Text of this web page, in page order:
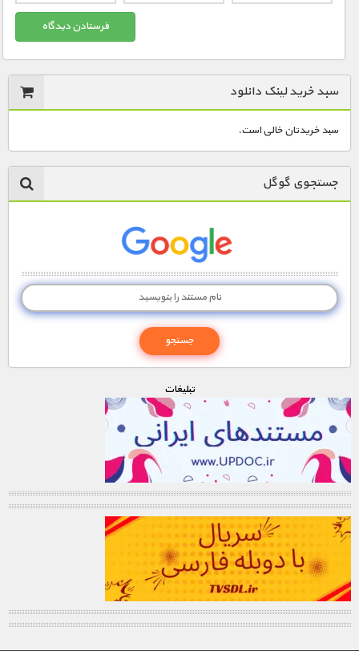
سبد خرید لینک دانلود
سبد خریدتان خالی است.
جستجوی گوگل
تبليغات